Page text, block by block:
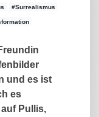
#Surrealismus
und es ist
es
Pullis,